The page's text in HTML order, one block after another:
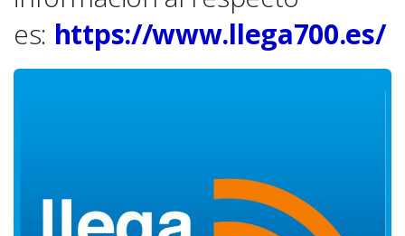
es: https://www.llega700.es/